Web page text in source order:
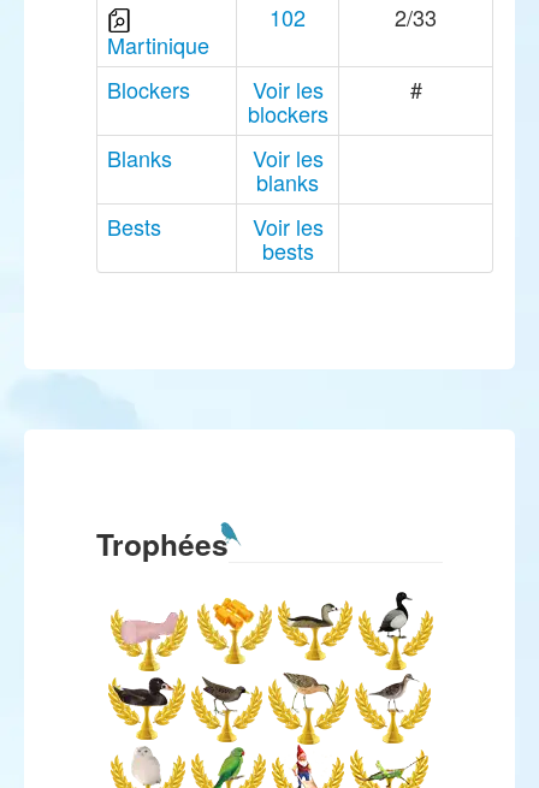
Martinique
102 2/33
Blockers Voir les
blockers
#
Blanks Voir les
blanks
Bests
Voir les
bests
Trophées